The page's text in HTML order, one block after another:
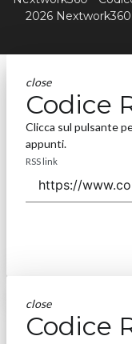
2026
close
Codice
Clicca sul pulsante
appunti.
RSS link
close
Codice